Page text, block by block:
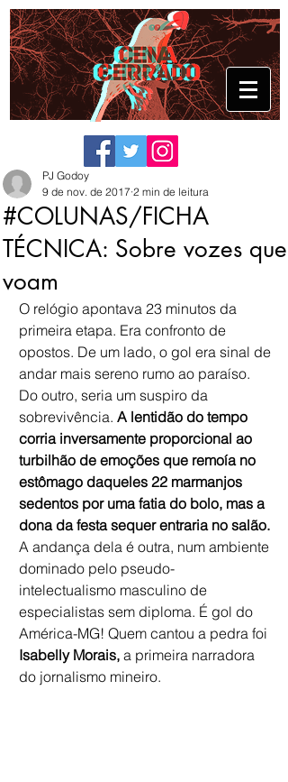
#COLUNAS/FICHA
TÉCNICA: Sobre vozes que
voam
PJ Godoy
9 de nov. de 2017 2 min de leitura
O relógio apontava 23 minutos da
primeira etapa. Era confronto de
opostos. De um lado, o gol era sinal de
andar mais sereno rumo ao paraíso.
Do outro, seria um suspiro da
sobrevivência. A lentidão do tempo
corria inversamente proporcional ao
turbilhão de emoções que remoía no
estômago daqueles 22 marmanjos
sedentos por uma fatia do bolo, mas a
dona da festa sequer entraria no salão.
A andança dela é outra, num ambiente
dominado pelo pseudo-
intelectualismo masculino de
especialistas sem diploma. É gol do
América-MG! Quem cantou a pedra foi
Isabelly Morais, a primeira narradora
do jornalismo mineiro.